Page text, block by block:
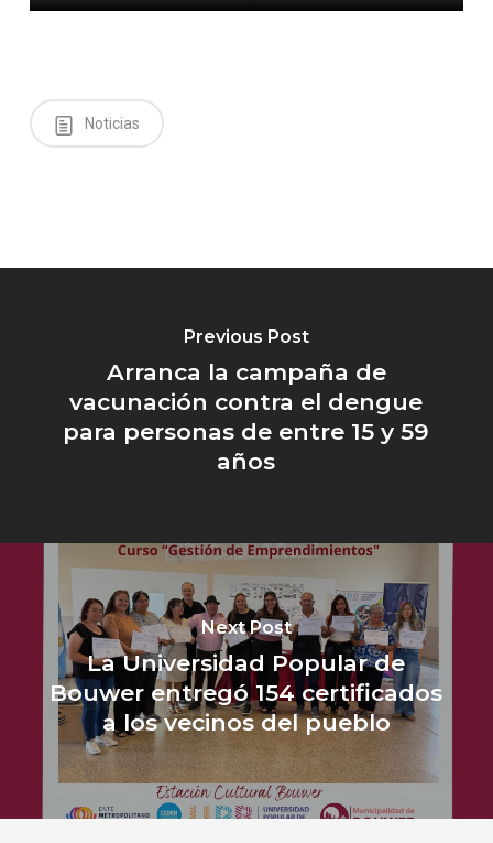
Noticias
Previous Post
Arranca la campaña de
vacunación contra el dengue
para personas de entre 15 y 59
años
Next Post
La Universidad Popular de
Bouwer entregó 154 certificados
a los vecinos del pueblo